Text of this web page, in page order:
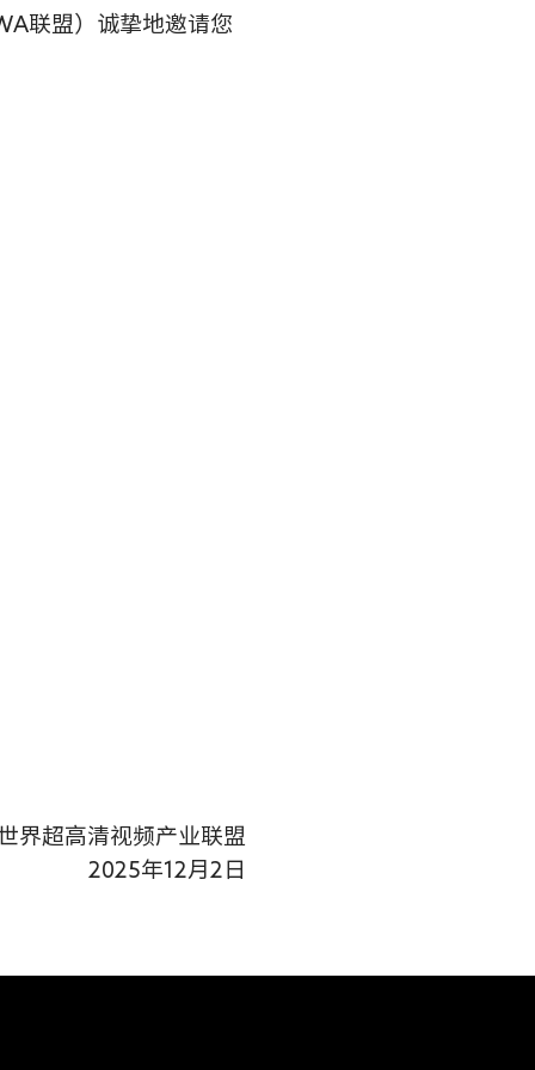
联盟）诚挚地邀请您
界超高清视频产业联盟
2025年12月2日